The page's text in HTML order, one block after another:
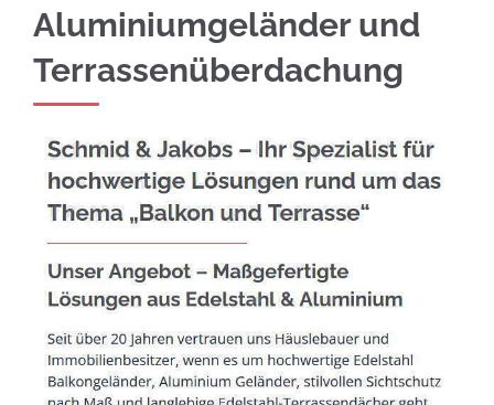
Aluminiumgeländer und
Terrassenüberdachung